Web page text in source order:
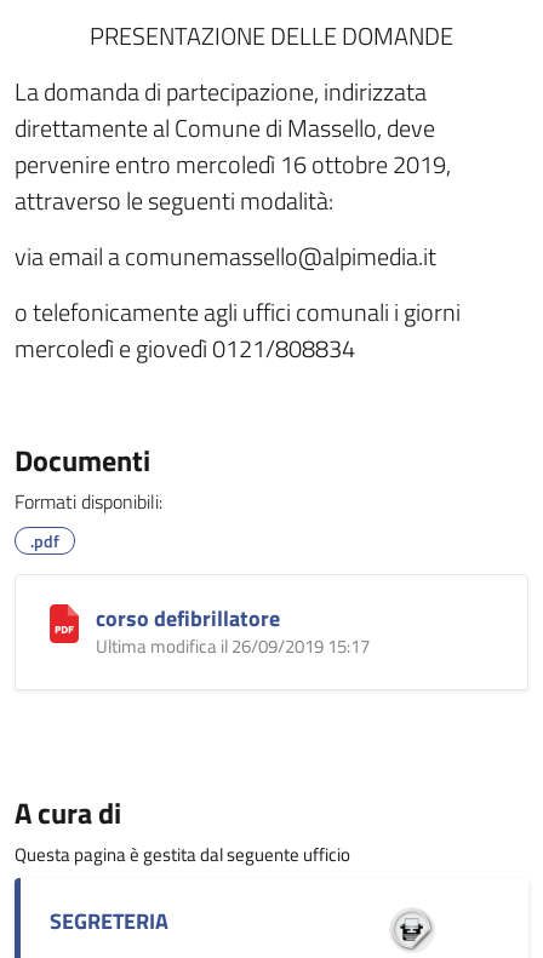
PRESENTAZIONE DELLE DOMANDE
La domanda di partecipazione, indirizzata
direttamente al Comune di Massello, deve
pervenire entro mercoledì 16 ottobre 2019,
attraverso le seguenti modalità:
via email a comunemassello@alpimedia.it
o telefonicamente agli uffici comunali i giorni
mercoledì e giovedì 0121/808834
Documenti
Formati disponibili:
.pdf
corso defibrillatore
Ultima modifica il 26/09/2019 15:17
A cura di
Questa pagina è gestita dal seguente ufficio
SEGRETERIA